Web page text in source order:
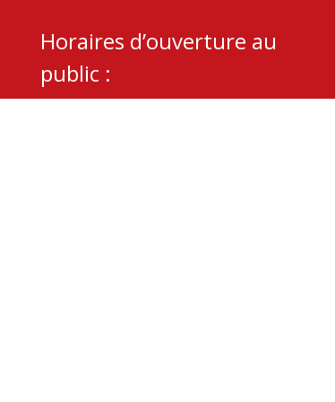
Horaires d’ouverture au
public :